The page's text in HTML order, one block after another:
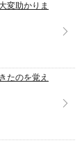
変助かりま
たのを覚え